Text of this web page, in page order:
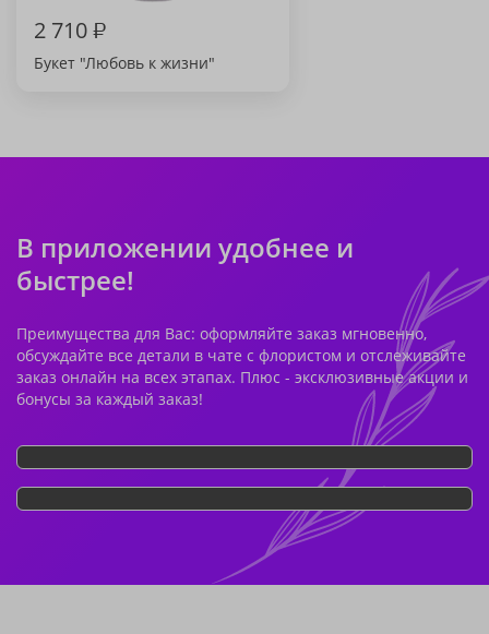
2 710₽
Букет "Любовь к жизни"
В приложении удобнее и
быстрее!
Преимущества для Вас: оформляйте заказ мгновенно,
обсуждайте все детали в чате с флористом и отслеживайте
заказ онлайн на всех этапах. Плюс - эксклюзивные акции и
бонусы за каждый заказ!